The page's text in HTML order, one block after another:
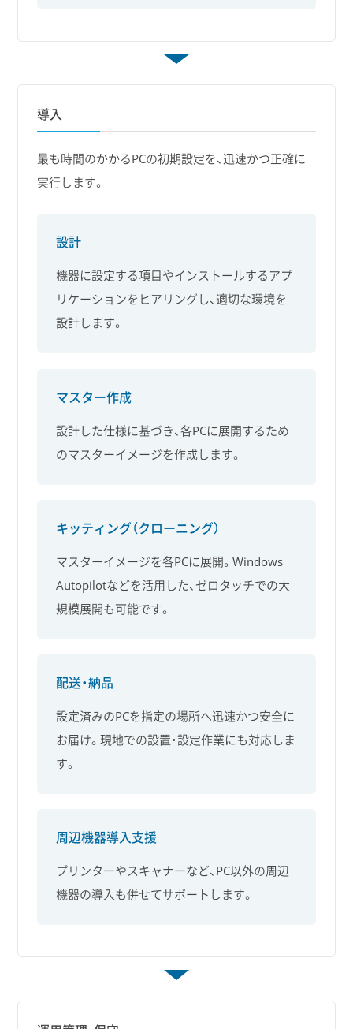
導入
最も時間のかかるPCの初期設定を、迅速かつ正確に
実行します。
設計
機器に設定する項目やインストールするアプ
リケーションをヒアリングし、適切な環境を
設計します。
マスター作成
設計した仕様に基づき、各PCに展開するため
のマスターイメージを作成します。
キッティング（クローニング）
マスターイメージを各PCに展開。Windows
Autopilotなどを活用した、ゼロタッチでの大
規模展開も可能です。
配送・納品
設定済みのPCを指定の場所へ迅速かつ安全に
お届け。現地での設置・設定作業にも対応しま
す。
周辺機器導入支援
プリンターやスキャナーなど、PC以外の周辺
機器の導入も併せてサポートします。